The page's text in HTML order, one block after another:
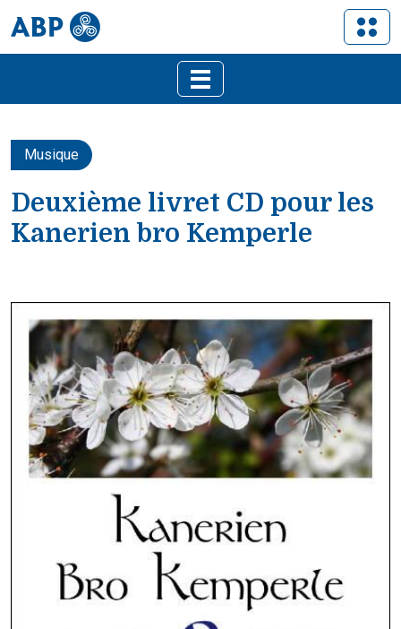
Musique
Deuxième livret CD pour les
Kanerien bro Kemperle